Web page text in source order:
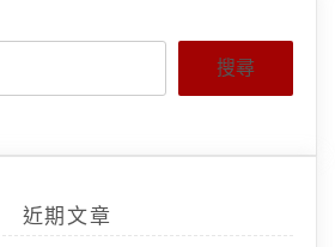
搜尋
近期文章